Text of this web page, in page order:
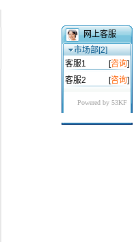
网上客服
市场部[2]
客服1
[咨询]
客服2
[咨询]
Powered by 53KF